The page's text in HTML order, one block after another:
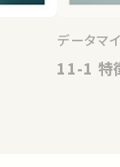
データマ
11-1 特